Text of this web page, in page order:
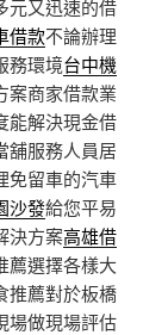
元又迅速的借
借款不論辦理
務環境台中機
案商家借款業
能解決現金借
舖服務人員居
免留車的汽車
沙發給您平易
決方案高雄借
薦選擇各樣大
推薦對於板橋
場做現場評估